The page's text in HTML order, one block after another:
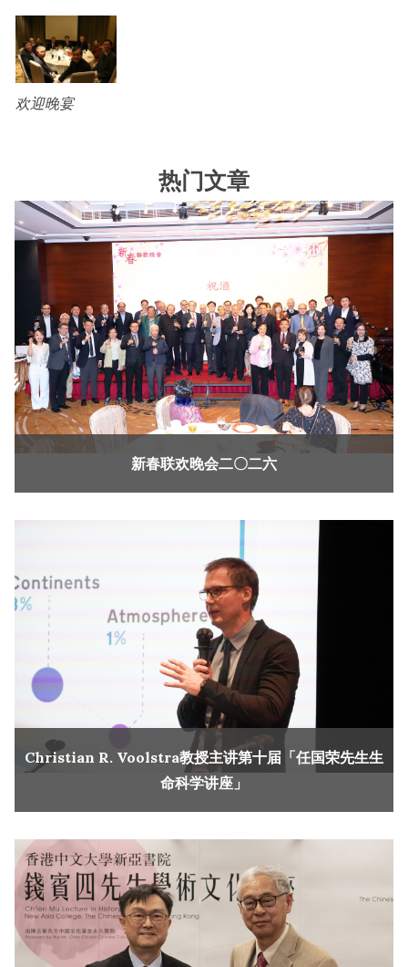
欢迎晚宴
热门文章
新春联欢晚会二〇二六
Christian R. Voolstra教授主讲第十届「任国荣先生生
命科学讲座」